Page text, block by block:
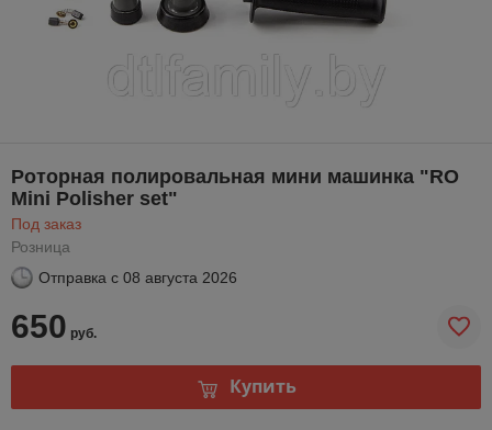
Роторная полировальная мини машинка "RO
Mini Polisher set"
Под заказ
Розница
Отправка с 08 августа 2026
650 руб.
Купить